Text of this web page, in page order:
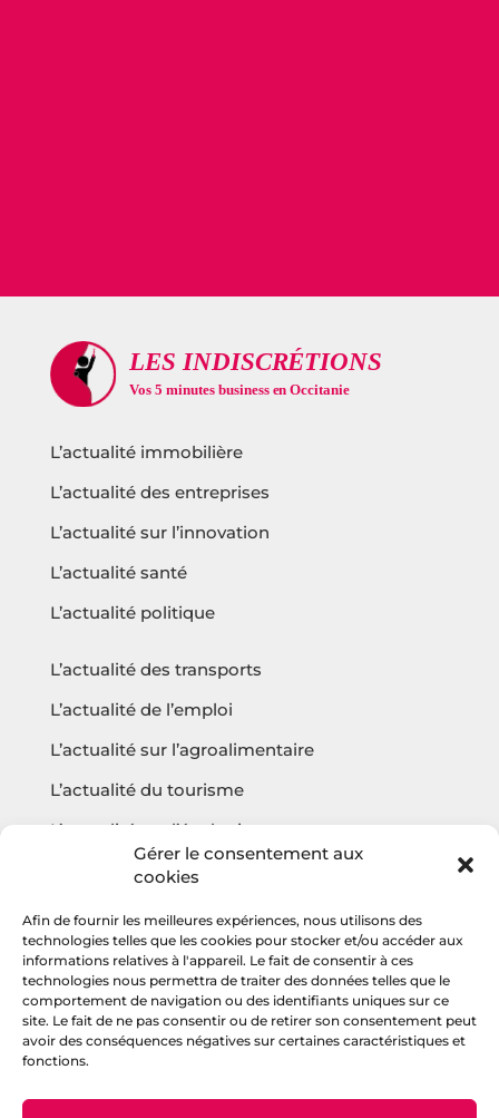
Gérer le consentement aux
cookies
Afin de fournir les meilleures expériences, nous utilisons des
technologies telles que les cookies pour stocker et/ou accéder aux
informations relatives à l'appareil. Le fait de consentir à ces
technologies nous permettra de traiter des données telles que le
comportement de navigation ou des identifiants uniques sur ce
site. Le fait de ne pas consentir ou de retirer son consentement peut
avoir des conséquences négatives sur certaines caractéristiques et
fonctions.
L’actualité immobilière
L’actualité des entreprises
L’actualité sur l’innovation
L’actualité santé
L’actualité politique
L’actualité des transports
L’actualité de l’emploi
L’actualité sur l’agroalimentaire
L’actualité du tourisme
L’actualité sur l’écologie
Questions fréquentes
Contact
Agencehv
Rejoignez la communauté